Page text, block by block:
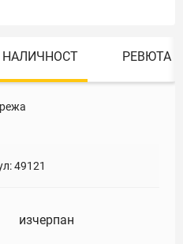
НАЛИЧНОСТ РЕВЮТА
49121
изчерпан